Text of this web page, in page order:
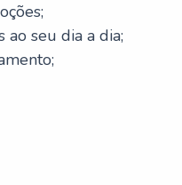
ao seu dia a dia;